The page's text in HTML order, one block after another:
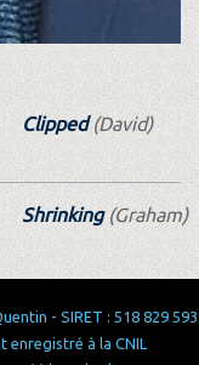
Clipped(David)
Shrinking(Graham)
- SIRET : 518 829 593
enregistré à la CNIL